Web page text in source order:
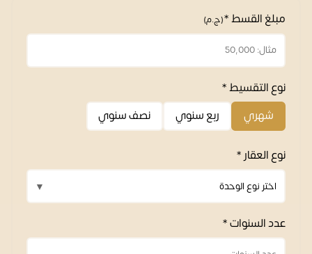
مبلغ القسط *(ج.م)
نوع التقسيط *
شهري
ربع سنوي نصف سنوي
نوع العقار *
عدد السنوات *